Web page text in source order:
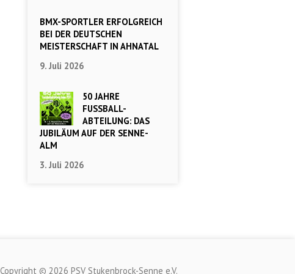
BMX-SPORTLER ERFOLGREICH
BEI DER DEUTSCHEN
MEISTERSCHAFT IN AHNATAL
9. Juli 2026
50 JAHRE
FUSSBALL-
ABTEILUNG: DAS
JUBILÄUM AUF DER SENNE-
ALM
3. Juli 2026
Copyright © 2026 PSV Stukenbrock-Senne e.V.